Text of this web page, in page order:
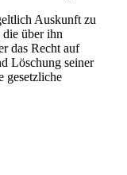
Auskunft zu
die über ihn
das Recht auf
Löschung seiner
gesetzliche